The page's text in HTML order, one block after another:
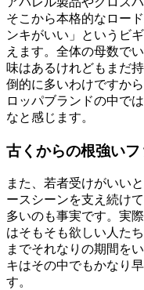
そこから本格的なロー
ンキがいい」というビ
えます。全体の母数で
味はあるけれどもまだ
倒的に多いわけですか
ロッパブランドの中で
なと感じます。
古くからの根強い
また、若者受けがいい
ースシーンを支え続け
多いのも事実です。実
はそもそも欲しい人た
までそれなりの期間を
キはその中でもかなり
す。